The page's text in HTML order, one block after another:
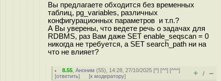
Вы предлагаете обходится без временных
таблиц, pg_variables, различных
конфигурационных параметров и т.п.?
А Вы уверены, что ведете речь о задачах для
RDBMS, раз Вам даже SET enable_seqscan = 0
никогда не требуется, а SET search_path ни на
что не влияет?
8.55 ,Аноним (55), 14:28, 27/10/2025 [^] [^^] [^^^]
[ответить] [к модератору] + / –